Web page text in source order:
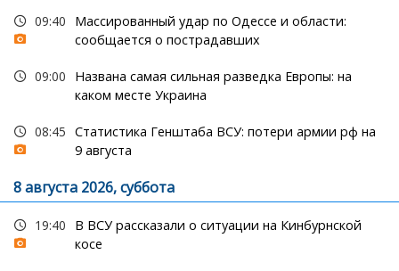
09:40
Массированный удар по Одессе и области:
сообщается о пострадавших
09:00
Названа самая сильная разведка Европы: на
каком месте Украина
08:45 Статистика Генштаба ВСУ: потери армии рф на
9 августа
8 августа 2026, суббота
19:40
В ВСУ рассказали о ситуации на Кинбурнской
косе